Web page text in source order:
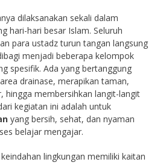
dilaksanakan sekali dalam
hari-hari besar Islam. Seluruh
para ustadz turun tangan langsung
menjadi beberapa kelompok
spesifik. Ada yang bertanggung
drainase, merapikan taman,
hingga membersihkan langit-langit
kegiatan ini adalah untuk
yang bersih, sehat, dan nyaman
belajar mengajar.
lingkungan memiliki kaitan